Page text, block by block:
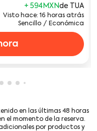
+ 594MXNde TUA
Visto hace: 16 horas atrás
Sencillo / Económica
pagination-showing-
pagination-
cmp-pagination-
cmp-pagination-
cmp-pagination-
cmp-pagination-
cmp-
Mostrando cmp-
Mostrando cmp-
Mostrando cmp-
en las últimas 48 horas
el momento de la reserva.
por productos y